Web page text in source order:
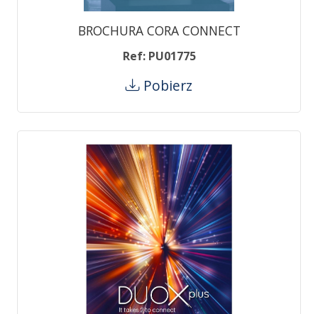
BROCHURA CORA CONNECT
Ref: PU01775
Pobierz